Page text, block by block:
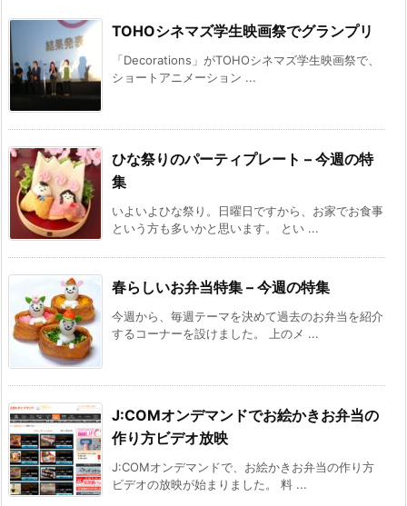
TOHOシネマズ学生映画祭でグランプリ
「Decorations」がTOHOシネマズ学生映画祭で、
ショートアニメーション ...
ひな祭りのパーティプレート – 今週の特
集
いよいよひな祭り。日曜日ですから、お家でお食事
という方も多いかと思います。 とい ...
春らしいお弁当特集 – 今週の特集
今週から、毎週テーマを決めて過去のお弁当を紹介
するコーナーを設けました。 上のメ ...
J:COMオンデマンドでお絵かきお弁当の
作り方ビデオ放映
J:COMオンデマンドで、お絵かきお弁当の作り方
ビデオの放映が始まりました。 料 ...